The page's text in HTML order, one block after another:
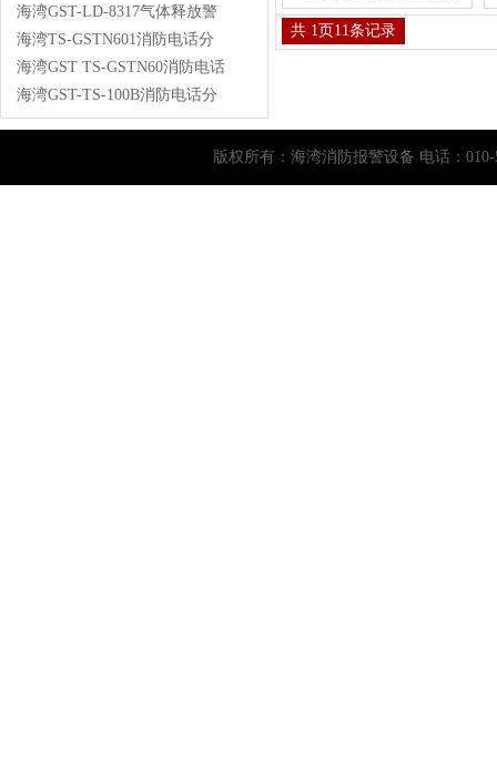
海湾GST-LD-8317气体释放警
海湾TS-GSTN601消防电话分
海湾GST TS-GSTN60消防电话
海湾GST-TS-100B消防电话分
共 1页11条记录
版权所有： 海湾消防报警设备 电话：